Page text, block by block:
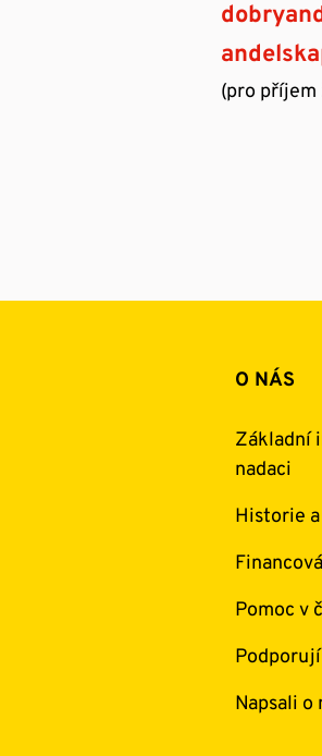
(pro příjem
O NÁS
Základní
nadaci
Historie
Pomoc v
Napsali o